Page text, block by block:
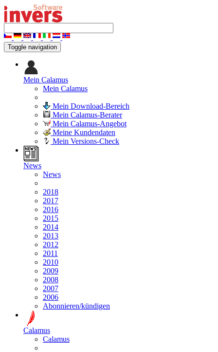
Toggle navigation
Mein Calamus
Mein Calamus
Mein Download-Bereich
Mein Calamus-Berater
Mein Calamus-Angebot
Meine Kundendaten
Mein Versions-Check
News
News
2018
2017
2016
2015
2014
2013
2012
2011
2010
2009
2008
2007
2006
Abonnieren/kündigen
Calamus
Calamus